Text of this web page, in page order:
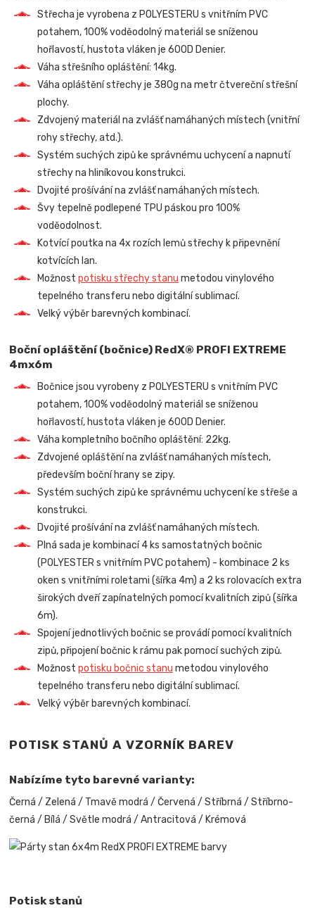
Střecha je vyrobena z POLYESTERU s vnitřním PVC
potahem, 100% voděodolný materiál se sníženou
hořlavostí, hustota vláken je 600D Denier.
Váha střešního opláštění: 14kg.
Váha opláštění střechy je 380g na metr čtvereční střešní
plochy.
Zdvojený materiál na zvlášť namáhaných místech (vnitřní
rohy střechy, atd.).
Systém suchých zipů ke správnému uchycení a napnutí
střechy na hliníkovou konstrukci.
Dvojité prošívání na zvlášť namáhaných místech.
Švy tepelně podlepené TPU páskou pro 100%
voděodolnost.
Kotvící poutka na 4x rozích lemů střechy k připevnění
kotvících lan.
Možnostpotisku střechy stanu metodou vinylového
tepelného transferu nebo digitální sublimací.
Velký výběr barevných kombinací.
Boční opláštění (bočnice) RedX® PROFI EXTREME
4mx6m
Bočnice jsou vyrobeny z POLYESTERU s vnitřním PVC
potahem, 100% voděodolný materiál se sníženou
hořlavostí, hustota vláken je 600D Denier.
Váha kompletního bočního opláštění: 22kg.
Zdvojené opláštění na zvlášť namáhaných místech,
především boční hrany se zipy.
Systém suchých zipů ke správnému uchycení ke střeše a
konstrukci.
Dvojité prošívání na zvlášť namáhaných místech.
Plná sada je kombinací 4 ks samostatných bočnic
(POLYESTER s vnitřním PVC potahem) - kombinace 2 ks
oken s vnitřními roletami (šířka 4m) a 2 ks rolovacích extra
širokých dveří zapínatelných pomocí kvalitních zipů (šířka
6m).
Spojení jednotlivých bočnic se provádí pomocí kvalitních
zipů, připojení bočnic k rámu pak pomocí suchých zipů.
Možnostpotisku bočnic stanu metodou vinylového
tepelného transferu nebo digitální sublimací.
Velký výběr barevných kombinací.
POTISK STANŮ A VZORNÍK BAREV
Nabízíme tyto barevné varianty:
Černá / Zelená / Tmavě modrá / Červená / Stříbrná / Stříbrno-
černá / Bílá / Světle modrá / Antracitová / Krémová
Potisk stanů